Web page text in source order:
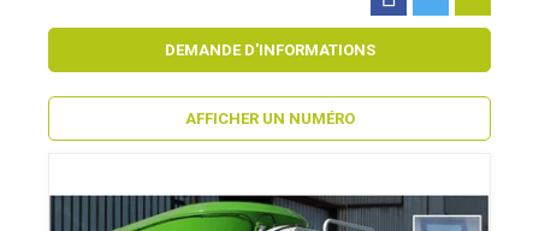
DEMANDE D'INFORMATIONS
AFFICHER UN NUMÉRO